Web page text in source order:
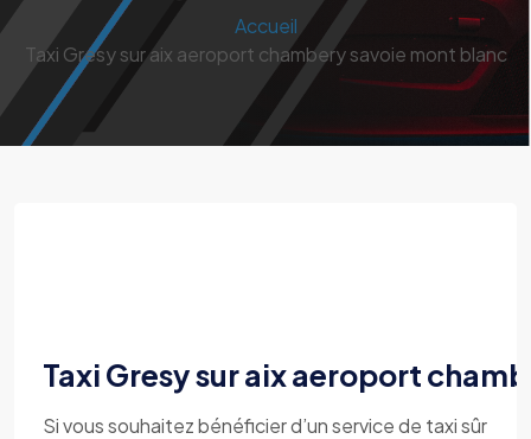
Accueil
Taxi Gresy sur aix aeroport chambery savoie mont blanc
Taxi Gresy sur aix aeroport
Si vous souhaitez bénéficier d’un service de taxi sûr